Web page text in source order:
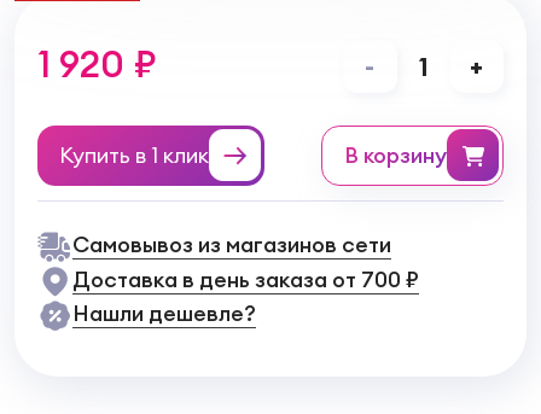
1 920 ₽ - 1 +
Купить в 1 клик в корзину
Самовывоз из магазинов сети
Доставка в день заказа от 700 ₽
Нашли дешевле?